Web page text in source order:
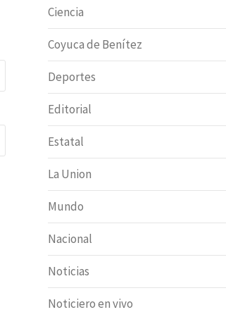
Ciencia
Coyuca de Benítez
Deportes
Editorial
Estatal
La Union
Mundo
Nacional
Noticias
Noticiero en vivo